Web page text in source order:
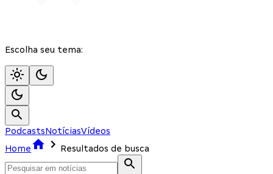
Escolha seu tema:
PodcastsNotíciasVídeos
Home
Resultados de busca